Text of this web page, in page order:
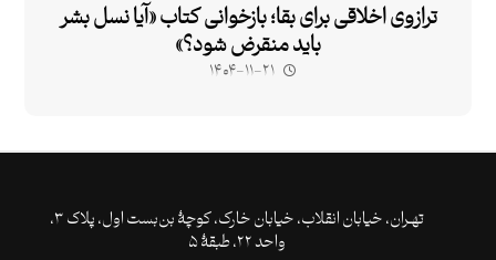
ترازوی اخلاقی برای بقا؛ بازخوانی کتاب «آیا نسل بشر
باید منقرض شود؟»
۱۴۰۴-۱۱-۲۱
تهـران،‌ خیابان انقلاب، خیابان خارک، کوچۀ بن‌بست اول، پلاک ۳،
واحد ۲۲، طبقۀ ۵